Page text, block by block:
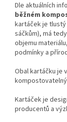
Dle aktuálních
běžném
kartáček je
sáčkům), má
objemu
podmínky a
Obal kartáčku je
Kartáček je
producentů a